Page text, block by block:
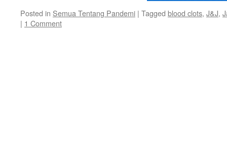
Posted in Semua Tentang Pandemi | Tagged blood clots, J&J,
| 1 Comment